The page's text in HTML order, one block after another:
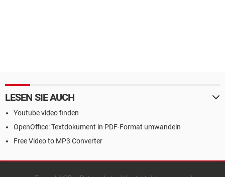
LESEN SIE AUCH
Youtube video finden
OpenOffice: Textdokument in PDF-Format umwandeln
Free Video to MP3 Converter